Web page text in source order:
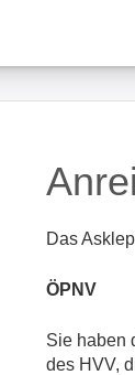
Das
ÖPNV
Sie haben
des HVV,